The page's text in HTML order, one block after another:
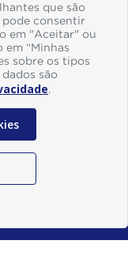
Desenvolvido por
que são
pode consentir
em "Aceitar" ou
“Minhas
sobre os tipos
são
.